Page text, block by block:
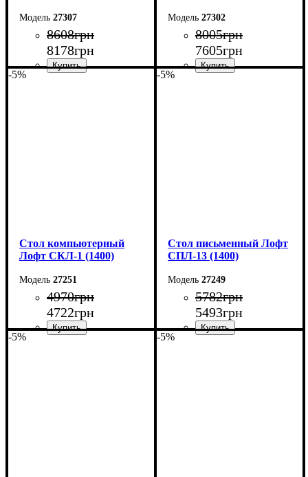
27307
8608грн
8178грн
27302
8005грн
7605грн
-5%
Стол компьютерный
Лофт СКЛ-1 (1400)
27251
4970грн
4722грн
-5%
Стол письменный Лофт
СПЛ-13 (1400)
27249
5782грн
5493грн
-5% -5%